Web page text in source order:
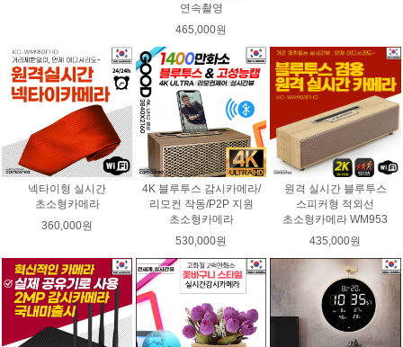
연속촬영
465,000원
넥타이형 실시간
초소형카메라
360,000원
4K 블루투스 감시카메라/
리모컨 작동/P2P 지원
초소형카메라
530,000원
원격 실시간 블루투스
스피커형 적외선
초소형카메라 WM953
435,000원